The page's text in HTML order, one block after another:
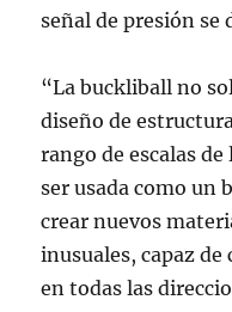
señal de presión se
“La buckliball no
diseño de
rango de escalas
ser usada como un
crear nuevos
inusuales, capaz
en todas las